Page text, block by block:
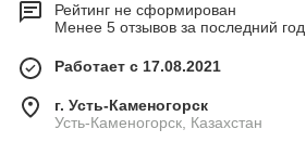
Рейтинг не сформирован
Менее 5 отзывов за последний год
Работает с 17.08.2021
г. Усть-Каменогорск
Усть-Каменогорск, Казахстан